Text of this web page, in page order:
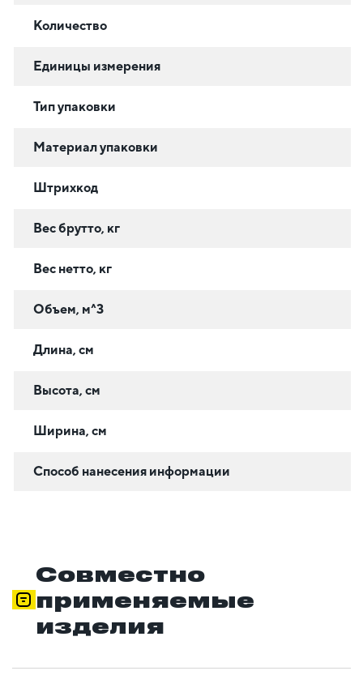
Количество
Единицы измерения
Тип упаковки
Материал упаковки
Штрихкод
Вес брутто, кг
Вес нетто, кг
Объем, м^3
Длина, см
Высота, см
Ширина, см
Способ нанесения информации
Совместно
применяемые
изделия